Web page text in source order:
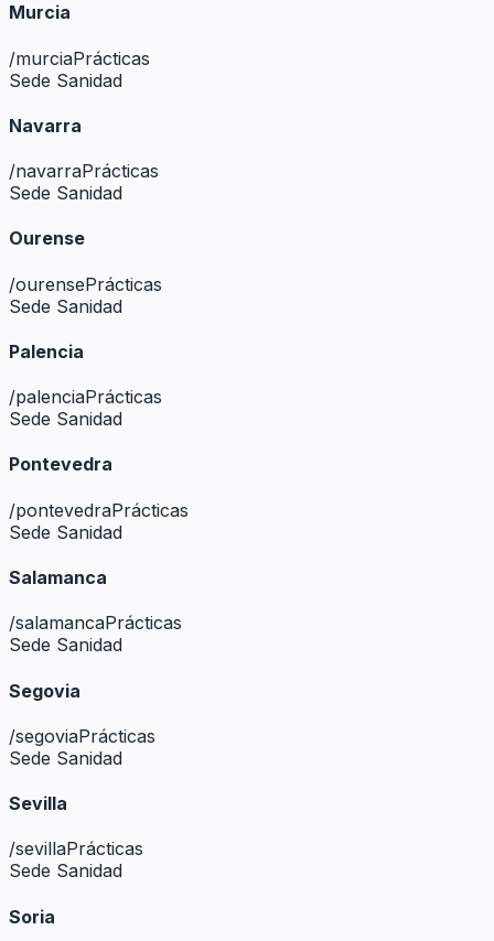
Murcia
/murciaPrácticas
Sede Sanidad
Navarra
/navarraPrácticas
Sede Sanidad
Ourense
/ourensePrácticas
Sede Sanidad
Palencia
/palenciaPrácticas
Sede Sanidad
Pontevedra
/pontevedraPrácticas
Sede Sanidad
Salamanca
/salamancaPrácticas
Sede Sanidad
Segovia
/segoviaPrácticas
Sede Sanidad
Sevilla
/sevillaPrácticas
Sede Sanidad
Soria